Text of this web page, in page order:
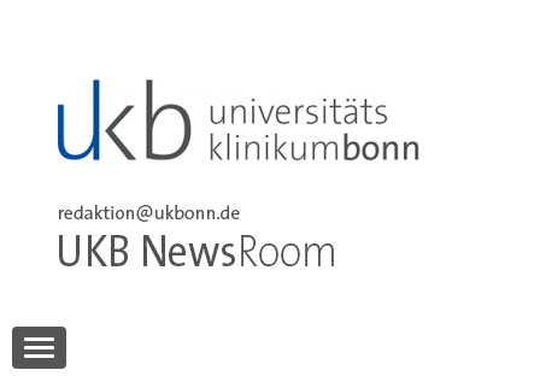
UKB NewsRoom